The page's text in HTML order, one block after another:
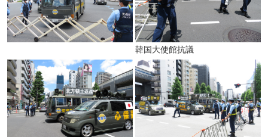
韓国大使館抗議